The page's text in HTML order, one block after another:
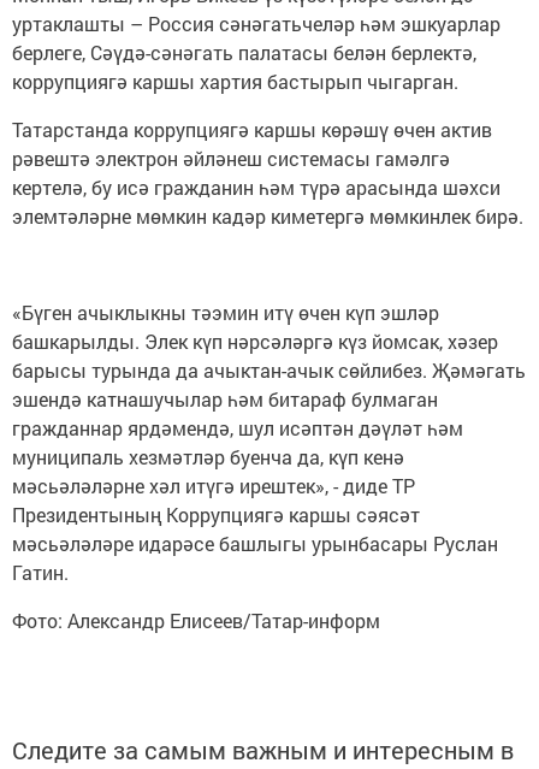
уртаклашты – Россия сәнәгатьчеләр һәм эшкуарлар
берлеге, Сәүдә-сәнәгать палатасы белән берлектә,
коррупциягә каршы хартия бастырып чыгарган.
Татарстанда коррупциягә каршы көрәшү өчен актив
рәвештә электрон әйләнеш системасы гамәлгә
кертелә, бу исә гражданин һәм түрә арасында шәхси
элемтәләрне мөмкин кадәр киметергә мөмкинлек бирә.
«Бүген ачыклыкны тәэмин итү өчен күп эшләр
башкарылды. Элек күп нәрсәләргә күз йомсак, хәзер
барысы турында да ачыктан-ачык сөйлибез. Җәмәгать
эшендә катнашучылар һәм битараф булмаган
гражданнар ярдәмендә, шул исәптән дәүләт һәм
муниципаль хезмәтләр буенча да, күп кенә
мәсьәләләрне хәл итүгә ирештек», - диде ТР
Президентының Коррупциягә каршы сәясәт
мәсьәләләре идарәсе башлыгы урынбасары Руслан
Гатин.
Фото: Александр Елисеев/Татар-информ
Следите за самым важным и интересным в